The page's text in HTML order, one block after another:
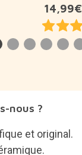
14,99€
nous ?
et original.